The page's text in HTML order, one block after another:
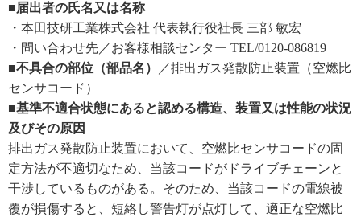
■届出者の氏名又は名称
・本田技研工業株式会社 代表執行役社長 三部 敏宏
・問い合わせ先／お客様相談センター TEL/0120-086819
■不具合の部位（部品名）
／排出ガス発散防止装置（空燃比
センサコード）
■基準不適合状態にあると認める構造、装置又は性能の状況
及びその原因
排出ガス発散防止装置において、空燃比センサコードの固
定方法が不適切なため、当該コードがドライブチェーンと
干渉しているものがある。そのため、当該コードの電線被
覆が損傷すると、短絡し警告灯が点灯して、適正な空燃比